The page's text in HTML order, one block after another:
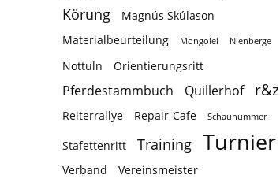
Körung
Magnús Skúlason
Materialbeurteilung
Mongolei Nienberge
Nottuln Orientierungsritt
Pferdestammbuch Quillerhof r&z
Reiterrallye Repair-Cafe Schaunummer
Stafettenritt Training Turnier
Verband Vereinsmeister